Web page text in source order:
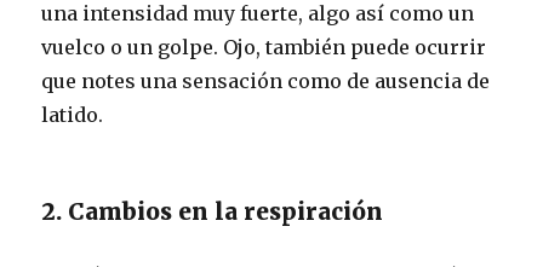
una intensidad muy fuerte, algo así como un
vuelco o un golpe. Ojo, también puede ocurrir
que notes una sensación como de ausencia de
latido.
2. Cambios en la respiración